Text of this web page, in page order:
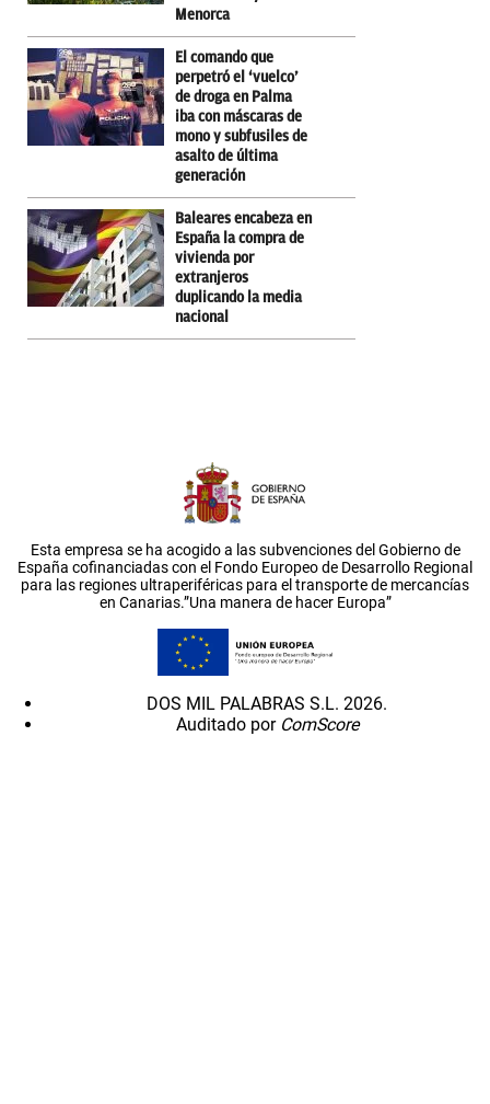
Menorca
El comando que
perpetró el ‘vuelco’
de droga en Palma
iba con máscaras de
mono y subfusiles de
asalto de última
generación
Baleares encabeza en
España la compra de
vivienda por
extranjeros
duplicando la media
nacional
Esta empresa se ha acogido a las subvenciones del Gobierno de
España cofinanciadas con el Fondo Europeo de Desarrollo Regional
para las regiones ultraperiféricas para el transporte de mercancías
en Canarias.”Una manera de hacer Europa”
DOS MIL PALABRAS S.L. 2026.
Auditado por ComScore